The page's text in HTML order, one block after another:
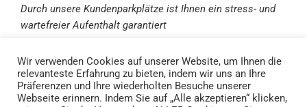
Durch unsere Kundenparkplätze ist Ihnen ein stress- und
wartefreier Aufenthalt garantiert
Wir verwenden Cookies auf unserer Website, um Ihnen die
relevanteste Erfahrung zu bieten, indem wir uns an Ihre
Präferenzen und Ihre wiederholten Besuche unserer
Webseite erinnern. Indem Sie auf „Alle akzeptieren“ klicken,